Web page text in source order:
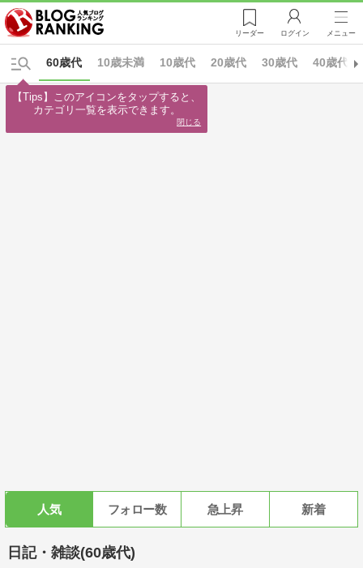
リーダー ログイン メニュー
10歳未満 10歳代 20歳代 30歳代 40歳代
60歳代
人気 フォロー数 急上昇 新着
日記・雑談(60歳代)
【Tips】このアイコンをタップすると、
カテゴリ一覧を表示できます。
閉じる